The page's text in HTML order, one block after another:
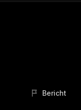
Bericht